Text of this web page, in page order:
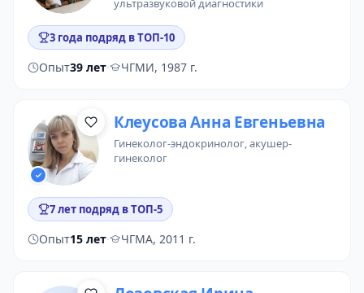
ультразвуковой диагностики
3 года подряд в ТОП-10
Опыт39 лет· ЧГМИ, 1987 г.
Клеусова Анна Евгеньевна
гинеколог-эндокринолог, акушер-
гинеколог
7 лет подряд в ТОП-5
Опыт15 лет· ЧГМА, 2011 г.